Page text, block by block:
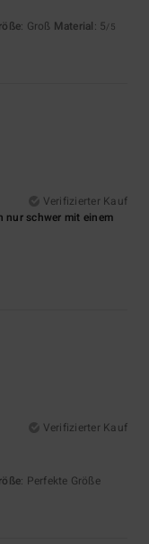
: Groß Material: 5/5
Verifizierter Kauf
nur schwer mit einem
Verifizierter Kauf
: Perfekte Größe